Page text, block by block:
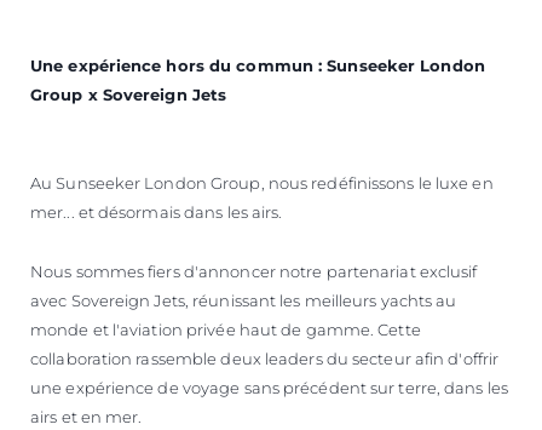
Une expérience hors du commun : Sunseeker London
Group x Sovereign Jets
Au Sunseeker London Group, nous redéfinissons le luxe en
mer... et désormais dans les airs.
Nous sommes fiers d'annoncer notre partenariat exclusif
avec Sovereign Jets, réunissant les meilleurs yachts au
monde et l'aviation privée haut de gamme. Cette
collaboration rassemble deux leaders du secteur afin d'offrir
une expérience de voyage sans précédent sur terre, dans les
airs et en mer.